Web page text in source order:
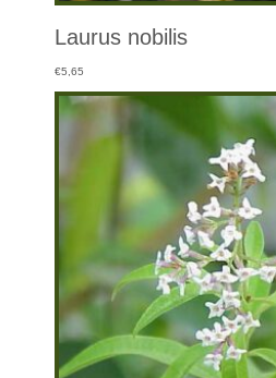
Laurus nobilis
€5,65